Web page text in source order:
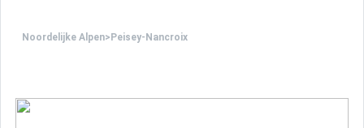
Noordelijke Alpen> Peisey-Nancroix